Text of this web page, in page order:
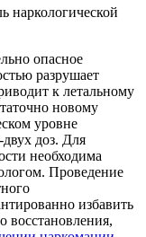
наркологической
опасное
разрушает
к летальному
новому
уровне
доз. Для
необходима
Проведение
избавить
восстановления,